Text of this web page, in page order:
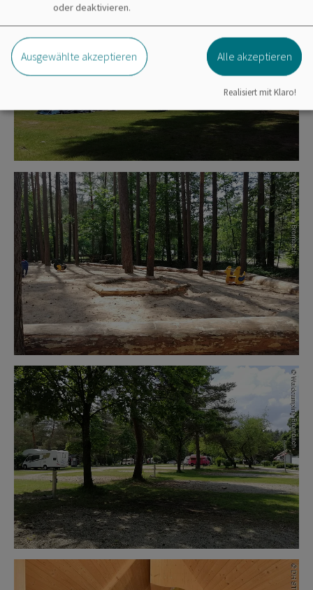
oder deaktivieren.
Ausgewählte akzeptieren Alle akzeptieren
Realisiert mit Klaro!